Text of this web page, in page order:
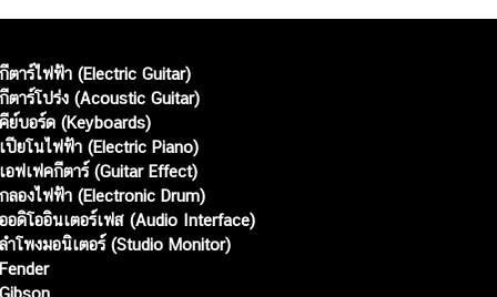
กีตาร์ไฟฟ้า (Electric Guitar)
กีตาร์โปร่ง (Acoustic Guitar)
คีย์บอร์ด (Keyboards)
เปียโนไฟฟ้า (Electric Piano)
เอฟเฟคกีตาร์ (Guitar Effect)
กลองไฟฟ้า (Electronic Drum)
ออดิโออินเตอร์เฟส (Audio Interface)
ลำโพงมอนิเตอร์ (Studio Monitor)
Fender